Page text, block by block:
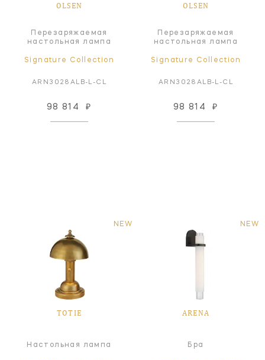
OLSEN
Перезаряжаемая
настольная лампа
Signature Collection
ARN3028ALB-L-CL
98 814 ₽
OLSEN
Перезаряжаемая
настольная лампа
Signature Collection
ARN3028ALB-L-CL
98 814 ₽
NEW
TOTIE
Настольная лампа
NEW
ARENA
Бра